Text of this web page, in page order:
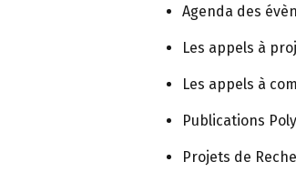
Agenda des
Les appels à
Les appels à
Publications
Projets de
avec des